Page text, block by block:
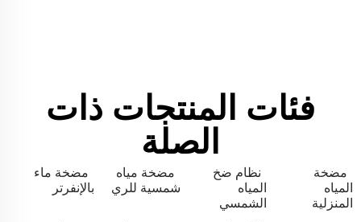
فئات المنتجات ذات
الصلة
مضخة
المياه
المنزلية
نظام ضخ
المياه
الشمسي
مضخة مياه
شمسية للري
مضخة ماء
بالإنفرتر